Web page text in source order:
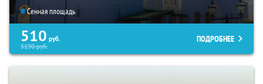
Сенная площадь
510 руб.
5190руб.
ПОДРОБНЕЕ